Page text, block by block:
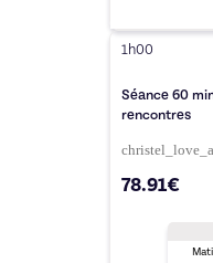
1h00
Séance 60
rencontres
78.91€